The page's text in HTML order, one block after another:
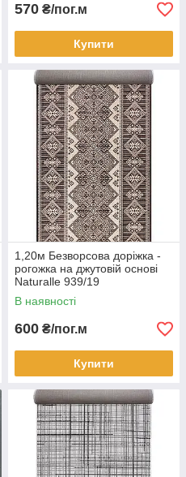
570 ₴/пог.м
Купити
1,20м Безворсова доріжка -
рогожка на джутовій основі
Naturalle 939/19
В наявності
600 ₴/пог.м
Купити